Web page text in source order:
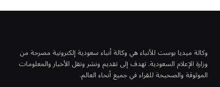
وكالة ميديا بوست للأنباء هي وكالة أنباء سعودية إلكترونية مصرحة من
وزارة الإعلام السعودية. تهدف إلى تقديم ونشر ونقل الأخبار والمعلومات
الموثوقة والصحيحة للقراء في جميع أنحاء العالم.